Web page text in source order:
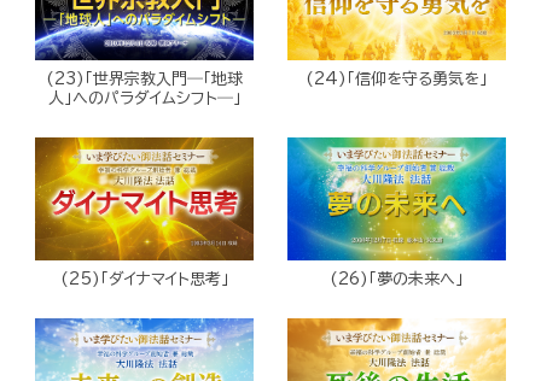
(23)「世界宗教入門―「地球
人」へのパラダイムシフト―」
(24)「信仰を守る勇気を」
(25)「ダイナマイト思考」 (26)「夢の未来へ」